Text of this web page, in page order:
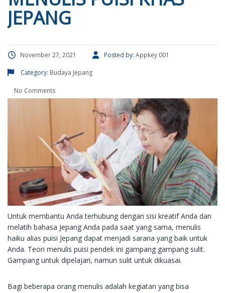
JEPANG
November 27, 2021 Posted by: Appkey 001
Category: Budaya Jepang
No Comments
Untuk membantu Anda terhubung dengan sisi kreatif Anda dan
melatih bahasa Jepang Anda pada saat yang sama, menulis
haiku alias puisi Jepang dapat menjadi sarana yang baik untuk
Anda. Teori menulis puisi pendek ini gampang gampang sulit.
Gampang untuk dipelajari, namun sulit untuk dikuasai.
Bagi beberapa orang menulis adalah kegiatan yang bisa